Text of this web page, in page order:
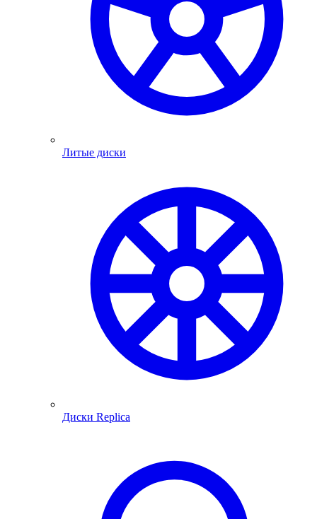
Литые диски
Диски Replica